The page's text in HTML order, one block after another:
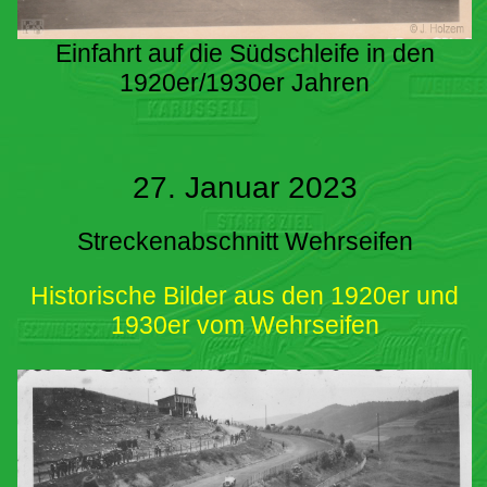
Einfahrt auf die Südschleife in den
1920er/1930er Jahren
27. Januar 2023
Streckenabschnitt Wehrseifen
Historische Bilder aus den 1920er und
1930er vom Wehrseifen